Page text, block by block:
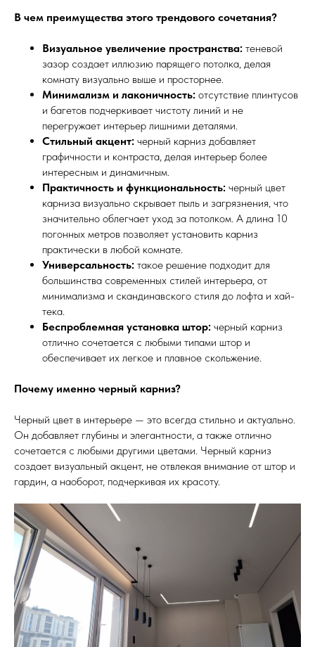
В чем преимущества этого трендового сочетания?
Визуальное увеличение пространства: теневой
зазор создает иллюзию парящего потолка, делая
комнату визуально выше и просторнее.
Минимализм и лаконичность: отсутствие плинтусов
и багетов подчеркивает чистоту линий и не
перегружает интерьер лишними деталями.
Стильный акцент: черный карниз добавляет
графичности и контраста, делая интерьер более
интересным и динамичным.
Практичность и функциональность: черный цвет
карниза визуально скрывает пыль и загрязнения, что
значительно облегчает уход за потолком. А длина 10
погонных метров позволяет установить карниз
практически в любой комнате.
Универсальность: такое решение подходит для
большинства современных стилей интерьера, от
минимализма и скандинавского стиля до лофта и хай-
тека.
Беспроблемная установка штор: черный карниз
отлично сочетается с любыми типами штор и
обеспечивает их легкое и плавное скольжение.
Почему именно черный карниз?
Черный цвет в интерьере — это всегда стильно и актуально.
Он добавляет глубины и элегантности, а также отлично
сочетается с любыми другими цветами. Черный карниз
создает визуальный акцент, не отвлекая внимание от штор и
гардин, а наоборот, подчеркивая их красоту.